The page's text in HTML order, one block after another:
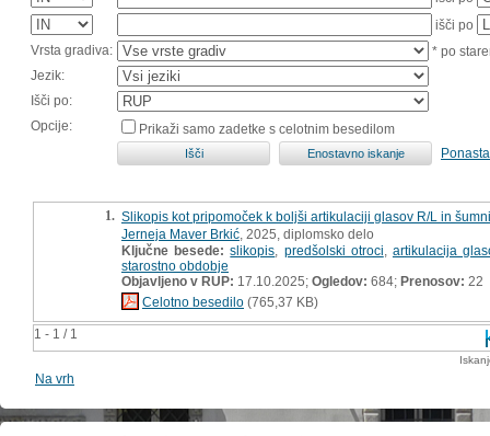
išči po
Vrsta gradiva:
* po
Jezik:
Išči po:
Opcije:
Prikaži samo zadetke s celotnim besedilom
1 - 1 / 1
1. Slikopis kot pripomoček k boljši artikulaciji glasov R/L in
Jerneja Maver Brkić , 2025, diplomsko delo
Ključne besede: slikopis predšolski otroci
artikulacija
starostno obdobje
Objavljeno v RUP: 17.10.2025; Ogledov: 684; Prenosov: 22
Celotno besedilo (765,37 KB)
Na vrh